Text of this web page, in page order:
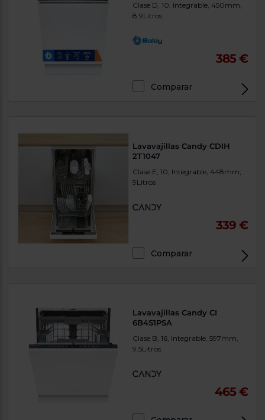
Clase D, 10, Integrable, 450mm,
8.9Litros
385 €
Comparar
Lavavajillas Candy CDIH
2T1047
Clase E, 10, Integrable, 448mm,
9Litros
339 €
Comparar
Lavavajillas Candy CI
6B4S1PSA
Clase B, 16, Integrable, 597mm,
9.5Litros
465 €